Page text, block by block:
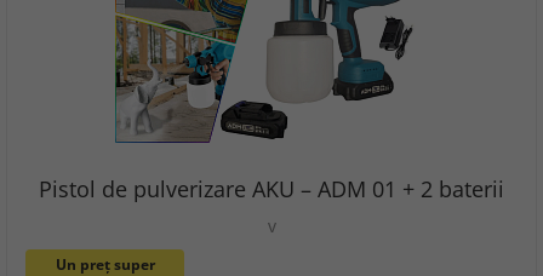
Pistol de pulverizare AKU – ADM 01 + 2 baterii
v
Un preț super